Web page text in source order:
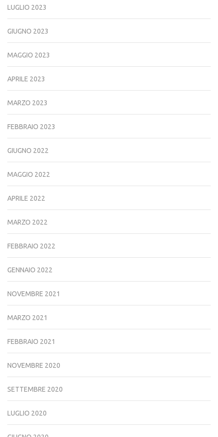
LUGLIO 2023
GIUGNO 2023
MAGGIO 2023
APRILE 2023
MARZO 2023
FEBBRAIO 2023
GIUGNO 2022
MAGGIO 2022
APRILE 2022
MARZO 2022
FEBBRAIO 2022
GENNAIO 2022
NOVEMBRE 2021
MARZO 2021
FEBBRAIO 2021
NOVEMBRE 2020
SETTEMBRE 2020
LUGLIO 2020